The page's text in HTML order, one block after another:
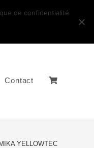
Contact
YELLOWTEC
de confidentialité